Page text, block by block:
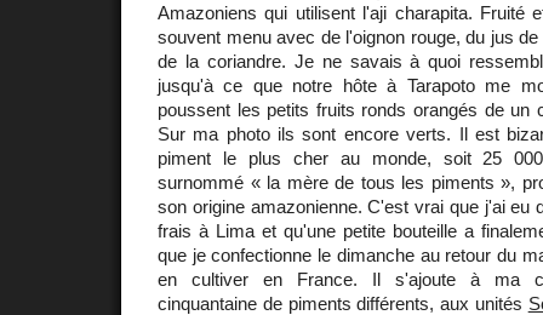
Amazoniens qui utilisent l'aji charapita. Fruité
souvent menu avec de l'oignon rouge, du jus
de la coriandre. Je ne savais à quoi
jusqu'à ce que notre hôte à Tarapoto me
poussent les petits fruits ronds orangés de un
Sur ma photo ils sont encore verts. Il est
piment le plus cher au monde, soit 25
surnommé « la mère de tous les piments »,
son origine amazonienne. C'est vrai que j'ai eu
frais à Lima et qu'une petite bouteille a
que je confectionne le dimanche au retour du
en cultiver en France. Il s'ajoute à ma
cinquantaine de piments différents, aux unités